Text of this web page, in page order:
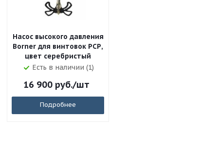
Насос высокого давления
Borner для винтовок РСР,
цвет серебристый
Есть в наличии (1)
16 900руб./шт
Подробнее